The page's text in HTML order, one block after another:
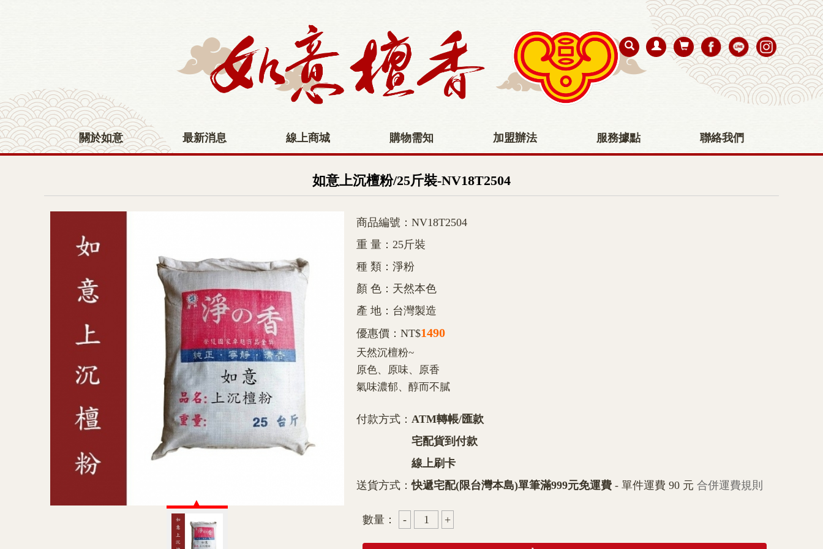
關於如意 最新消息 線上商城 購物需知 加盟辦法 服務據點 聯絡我們
- 淨粉 - 淨粉 如意上沉檀粉/25斤裝-NV18T2504
如意上沉檀粉/25斤裝-NV18T2504
商品編號：NV18T2504
重 量：25斤裝
種 類：淨粉
顏 色：天然本色
產 地：台灣製造
優惠價：NT$1490
天然沉檀粉~
原色、原味、原香
氣味濃郁、醇而不膩
付款方式： ATM轉帳/匯款
宅配貨到付款
線上刷卡
送貨方式：快遞宅配(限台灣本島)單筆滿999元免運費 - 單件運費 90 元 合併運費規則
數量：